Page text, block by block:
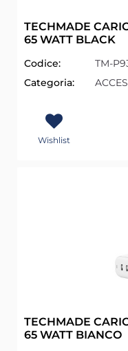
TECHMADE
65 WATT BLACK
Codice:
TM-
Categoria:
Wishlist
TECHMADE
65 WATT BIANCO